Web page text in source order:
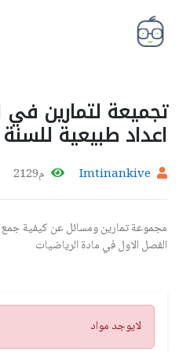
تجميعة لتمارين في
اعداد طبيعية
Imtinankive م2129
مجموعة تمارين ومسائل عن كيفية جمع
الفصل الاول في مادة الرياضيات
تنبيه
لايوجد مواد